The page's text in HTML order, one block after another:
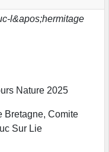
l&apos;hermitage
Nature 2025
Bretagne, Comite
Sur Lie